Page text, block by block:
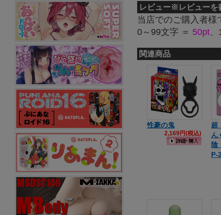
レビュー※レビューを
当店でのご購入者
0～99文字 ＝ 50pt
関連商品
性豪の鬼
2,169円(税込)
超
陰
P-